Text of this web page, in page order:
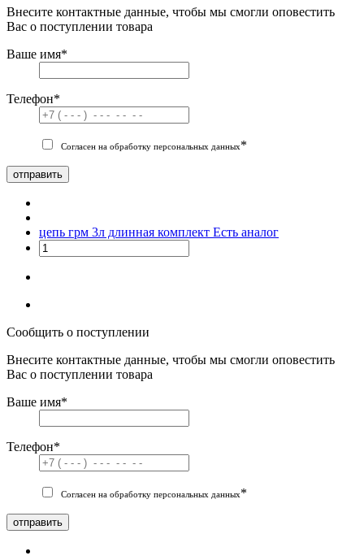
Внесите контактные данные, чтобы мы смогли оповестить
Вас о поступлении товара
Ваше имя*
Телефон*
Согласен на обработку персональных данных*
отправить
цепь грм 3л длинная комплект Есть аналог
Сообщить о поступлении
Внесите контактные данные, чтобы мы смогли оповестить
Вас о поступлении товара
Ваше имя*
Телефон*
Согласен на обработку персональных данных*
отправить